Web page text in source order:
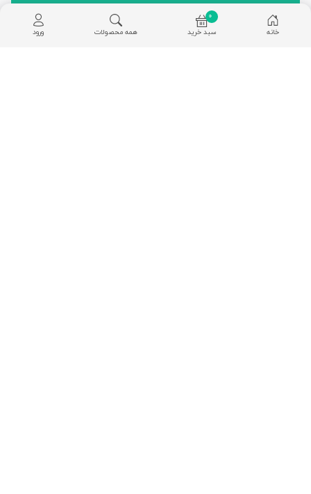
آدرس: فروشگاه و دفتر مرکزی، تهران، خیابان اسدآبادی
(یوسف آباد)، بین خیابان 9 و 11 پلاک 49، نوا ارگانیک خانه
0
سبد خرید
همه محصولات ورود